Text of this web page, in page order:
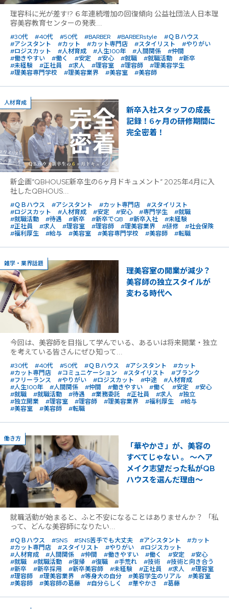
理容科に光が差す!? ６年連続増加の回復傾向 公益社団法人日本理
容美容教育センターの発表...
#30代 #40代 #50代 #BARBER #BARBERstyle
#ＱＢハウス
#アシスタント
#カット #カット専門店 #スタイリスト
#やりがい
#ロジスカット
#人材育成 #人生100年 #人間関係
#仲間
#働きやすい
#働く #安定 #安心 #就職 #就職活動
#新卒
#未経験
#正社員 #求人 #理容室 #理容師
#理美容学生
#理美容専門学校
#理美容業界 #美容室 #美容師
人材育成
新卒入社スタッフの成長
記録！6ヶ月の研修期間に
完全密着！
新企画“QBHOUSE新卒生の6ヶ月ドキュメント” 2025年4月に入
社したQBHOUS...
#ＱＢハウス #アシスタント #カット専門店
#スタイリスト
#ロジスカット
#人材育成 #安定 #安心 #専門学生
#就職
#就職活動
#待遇 #新卒 #新卒でQB #新卒入社
#未経験
#正社員
#求人 #理容室 #理容師 #理美容業界 #研修
#社会保険
#福利厚生
#給与 #美容室 #美容専門学校 #美容師 #転職
雑学・業界話題
理美容室の開業が減少？
美容師の独立スタイルが
変わる時代へ
今回は、美容師を目指して学んでいる、あるいは将来開業・独立
を考えている皆さんにぜひ知って...
#30代 #40代 #50代 #ＱＢハウス #アシスタント
#カット
#カット専門店
#コミュニケーション #スタイリスト
#ブランク
#フリーランス
#やりがい #ロジスカット #中途
#人材育成
#人生100年
#人間関係 #仲間 #働きやすい #働く #安定
#安心
#就職
#就職活動 #待遇 #業務委託 #正社員 #求人
#独立
#独立開業
#理容室 #理容師 #理美容業界 #福利厚生
#給与
#美容室
#美容師 #転職
働き方
「華やかさ」が、美容の
すべてじゃない 。 〜ヘア
メイク志望だった私がQB
ハウスを選んだ理由〜
就職活動が始まると、ふと不安になることはありませんか？ 「私
って、どんな美容師になりたい...
#ＱＢハウス #SNS #SNS苦手でも大丈夫 #アシスタント
#カット
#カット専門店
#スタイリスト #やりがい
#ロジスカット
#人材育成
#人間関係 #仲間 #働きやすい #働く #安定
#安心
#就職
#就職活動 #復帰 #復職 #手荒れ #技術
#技術と向き合う
#新卒
#新卒採用 #新卒美容師 #未経験 #正社員 #求人
#理容室
#理容師
#理美容業界 #等身大の自分 #美容学生のリアル
#美容室
#美容師
#美容師の葛藤 #自分らしく #華やかさ #葛藤